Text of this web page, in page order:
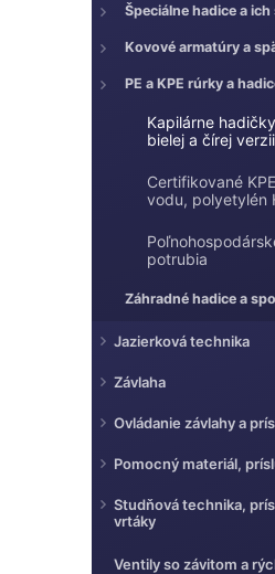
ý
p
a
g
Špeciálne hadice a
Kovové armatúry a
PE a KPE rúrky a
Kapilárne
bielej a čírej verzii
Certifikované
vodu, polyetylén
potrubia
Záhradné hadice a
Jazierková technika
Závlaha
Ovládanie závlahy a
Pomocný materiál,
Studňová technika,
vrtáky
Ventily so závitom a